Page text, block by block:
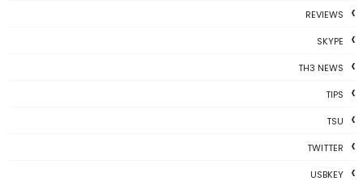
REVIEWS
SKYPE
TH3 NEWS
TIPS
TSU
TWITTER
USBKEY